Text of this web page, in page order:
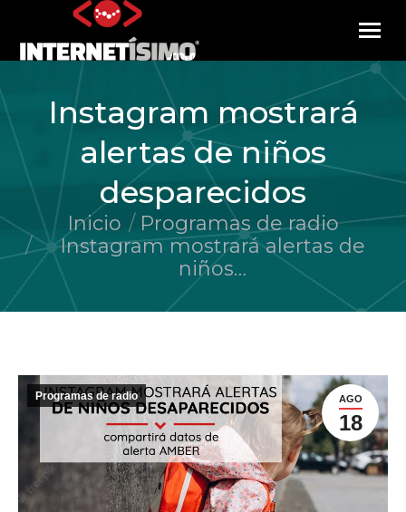
Instagram mostrará
alertas de niños
desparecidos
Estás aquí:Inicio
Programas de radio
Instagram mostrará alertas de
niños…
AGO
18
Programas de radio